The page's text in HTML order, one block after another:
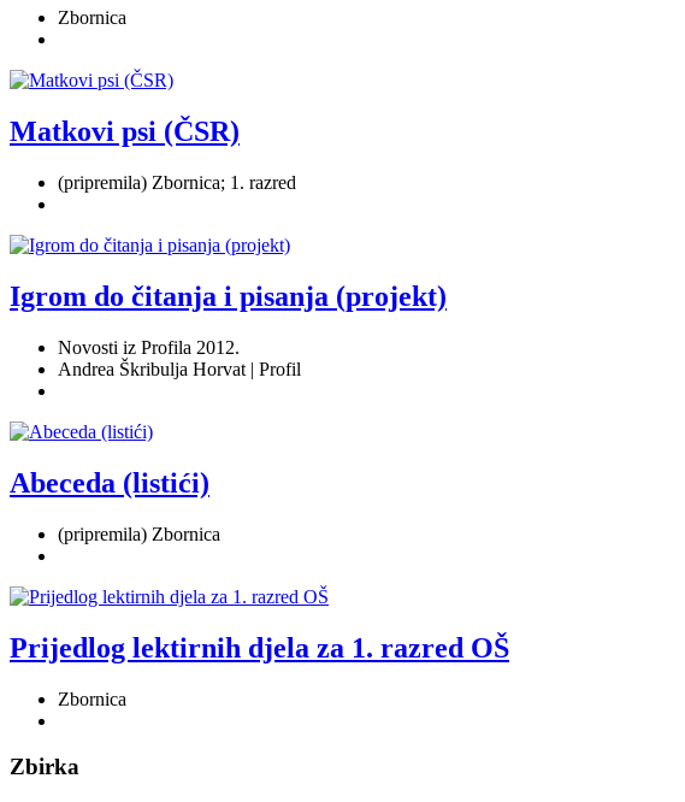
Zbornica
Matkovi psi (ČSR)
(pripremila) Zbornica; 1. razred
Igrom do čitanja i pisanja (projekt)
Novosti iz Profila 2012.
Andrea Škribulja Horvat | Profil
Abeceda (listići)
(pripremila) Zbornica
Prijedlog lektirnih djela za 1. razred OŠ
Zbornica
Zbirka